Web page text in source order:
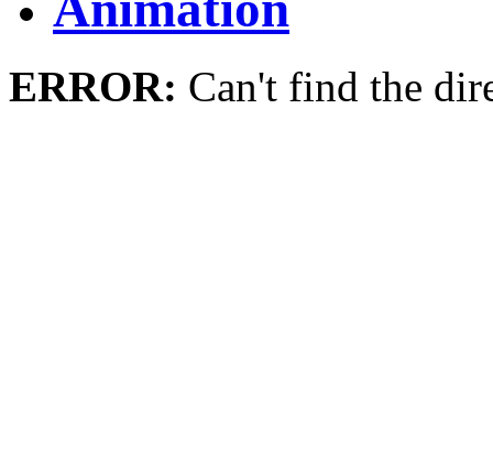
ERROR: Can't find the